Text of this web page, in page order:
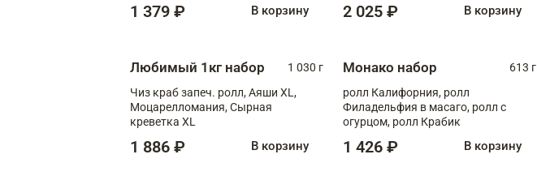
1 379 ₽ В корзину 2 025 ₽ В корзину
Любимый 1кг набор
1 030 г
Чиз краб запеч. ролл, Аяши XL,
Моцарелломания, Сырная
креветка XL
1 886 ₽ В корзину
Монако набор
613 г
ролл Калифорния, ролл
Филадельфия в масаго, ролл с
огурцом, ролл Крабик
1 426 ₽ В корзину